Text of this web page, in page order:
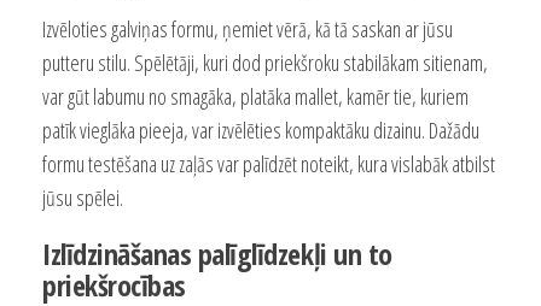
Izvēloties galviņas formu, ņemiet vērā, kā tā saskan ar jūsu
putteru stilu. Spēlētāji, kuri dod priekšroku stabilākam sitienam,
var gūt labumu no smagāka, platāka mallet, kamēr tie, kuriem
patīk vieglāka pieeja, var izvēlēties kompaktāku dizainu. Dažādu
formu testēšana uz zaļās var palīdzēt noteikt, kura vislabāk atbilst
jūsu spēlei.
Izlīdzināšanas palīglīdzekļi un to
priekšrocības